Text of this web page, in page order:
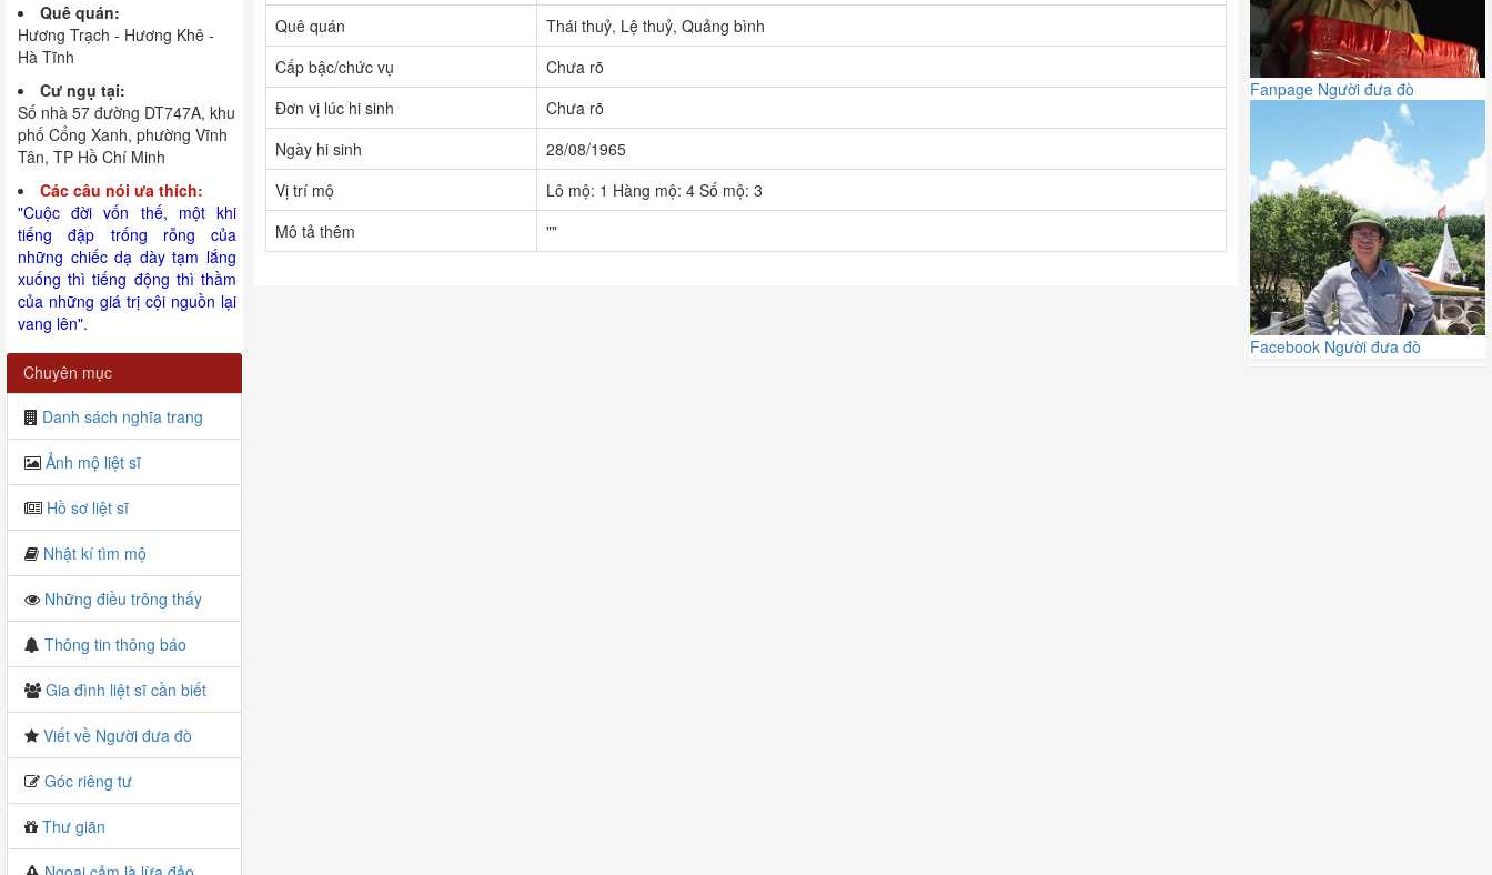
Fanpage Người đưa đò
Facebook Người đưa đò
Quê quán
Thái thuỷ, Lệ thuỷ, Quảng bình
Cấp bậc/chức vụ
Chưa rõ
Đơn vị lúc hi sinh
Chưa rõ
Ngày hi sinh
28/08/1965
Vị trí mộ
Lô mộ: 1 Hàng mộ: 4 Số mộ: 3
Mô tả thêm
""
Quê quán:
Hương Trạch - Hương Khê -
Hà Tĩnh
Cư ngụ tại:
Số nhà 57 đường DT747A, khu
phố Cổng Xanh, phường Vĩnh
Tân, TP Hồ Chí Minh
Các câu nói ưa thích:
"Cuộc đời vốn thế, một khi
tiếng đập trống rỗng của
những chiếc dạ dày tạm lắng
xuống thì tiếng động thì thầm
của những giá trị cội nguồn lại
vang lên".
Chuyên mục
Danh sách nghĩa trang
Ảnh mộ liệt sĩ
Hồ sơ liệt sĩ
Nhật kí tìm mộ
Những điều trông thấy
Thông tin thông báo
Gia đình liệt sĩ cần biết
Viết về Người đưa đò
Góc riêng tư
Thư giãn